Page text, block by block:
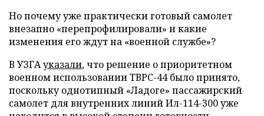
Но почему уже практически готовый самолет
внезапно «перепрофилировали» и какие
изменения его ждут на «военной службе»?
В УЗГАуказали, что решение о приоритетном
военном использовании ТВРС-44 было принято,
поскольку однотипный «Ладоге» пассажирский
самолет для внутренних линий Ил-114-300 уже